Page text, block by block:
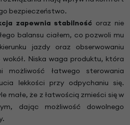
bezpieczeństwo.
zapewnia stabilność oraz nie
balansu ciałem, co pozwoli mu
jazdy oraz obserwowaniu
Niska waga produktu, która
możliwość łatwego sterowania
lekkości przy odpychaniu się.
małe, że z łatwością zmieści się w
dając możliwość dowolnego